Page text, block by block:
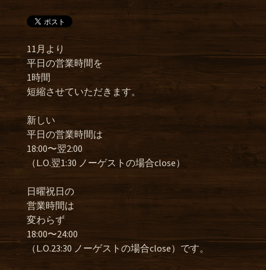
11月より
平日の営業時間を
1時間
短縮させていただきます。
新しい
平日の営業時間は
18:00〜翌2:00
（L.O.翌1:30 ノーゲストの場合close）
日曜祝日の
営業時間は
変わらず
18:00〜24:00
（L.O.23:30 ノーゲストの場合close）です。